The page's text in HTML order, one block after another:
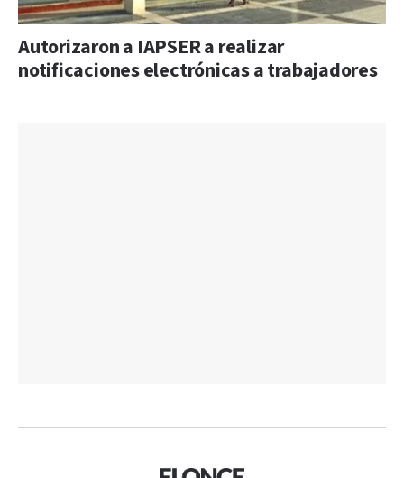
Autorizaron a IAPSER a realizar
notificaciones electrónicas a trabajadores